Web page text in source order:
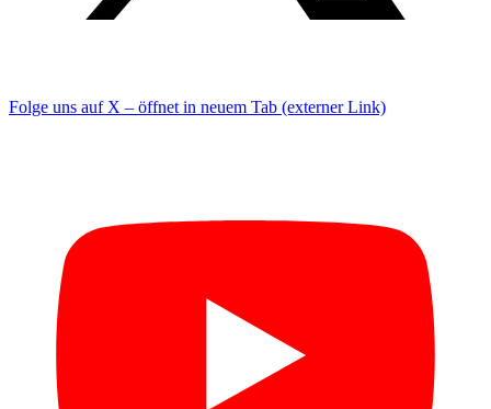
Folge uns auf X – öffnet in neuem Tab (externer Link)